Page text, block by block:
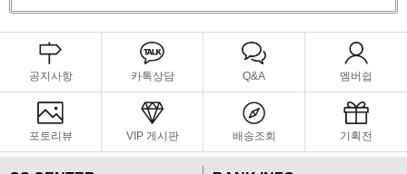
공지사항 카톡상담 Q&A 멤버쉽
포토리뷰 VIP 게시판 배송조회 기획전